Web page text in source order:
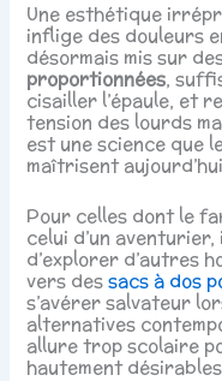
Une esthétique
inflige des douleurs
désormais mis sur
proportionnées,
cisailler l’épaule, et
tension des lourds
est une science que
maîtrisent
Pour celles dont le
celui d’un
d’explorer d’autres
vers dessacs à dos
s’avérer salvateur
alternatives
allure trop scolaire
hautement